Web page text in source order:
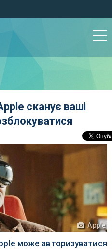
сканує ваші
Apple
може авторизуватися